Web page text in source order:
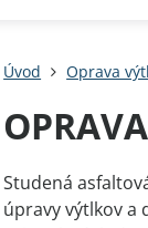
Úvod Oprava
Studená
úpravy výtlkov a